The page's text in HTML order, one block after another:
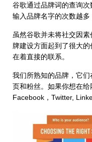
谷歌通过品牌词的查询
输入品牌名字的次数越多
虽然谷歌并未将社交因
牌建设方面起到了很大
在着直接的联系。
我们所熟知的品牌，它
页和粉丝。如果你想在给
Facebook，Twitter,